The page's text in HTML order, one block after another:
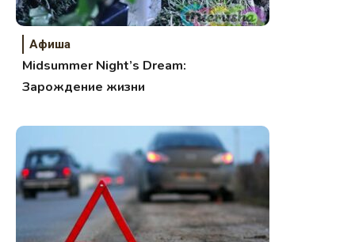
Афиша
Midsummer Night’s Dream:
Зарождение жизни